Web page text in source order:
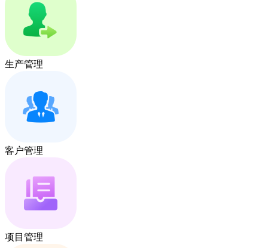
生产管理
客户管理
项目管理